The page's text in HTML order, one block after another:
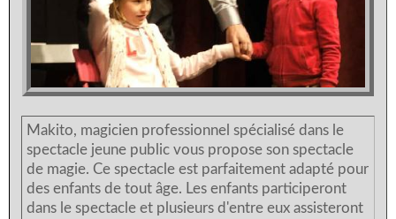
Makito, magicien professionnel spécialisé dans le
spectacle jeune public vous propose son spectacle
de magie. Ce spectacle est parfaitement adapté pour
des enfants de tout âge. Les enfants participeront
dans le spectacle et plusieurs d'entre eux assisteront